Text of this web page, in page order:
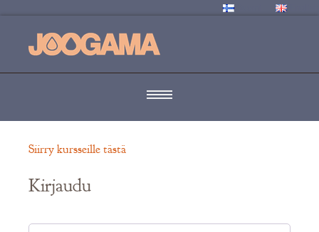
Siirry kursseille tästä
Kirjaudu